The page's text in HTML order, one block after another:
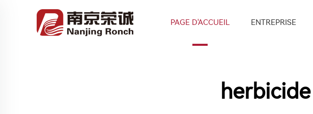
PAGE D'ACCUEIL ENTREPRISE